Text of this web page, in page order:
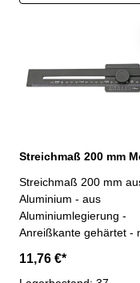
Streichmaß 200 mm
Aluminium - aus
Aluminiumlegierung -
Anreißkante gehärtet -
200 mm
11,76 €*